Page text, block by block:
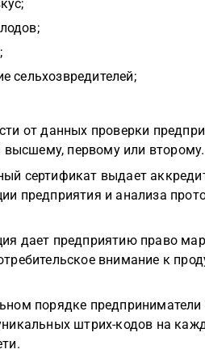
сельхозвредителей;
от данных проверки
высшему, первому или второму.
сертификат выдает
предприятия и анализа
дает предприятию право
внимание к
порядке
штрих-кодов на